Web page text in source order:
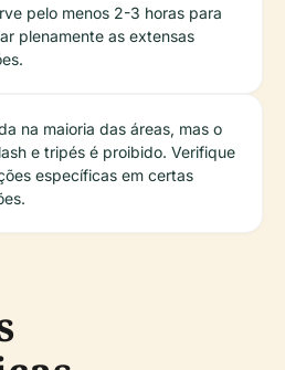
pelo menos 2-3 horas para
plenamente as extensas
na maioria das áreas, mas o
e tripés é proibido. Verifique
específicas em certas